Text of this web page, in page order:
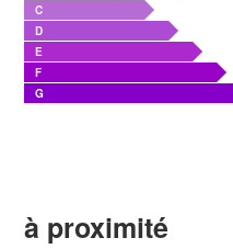
C
D
E
F
G
à proximité